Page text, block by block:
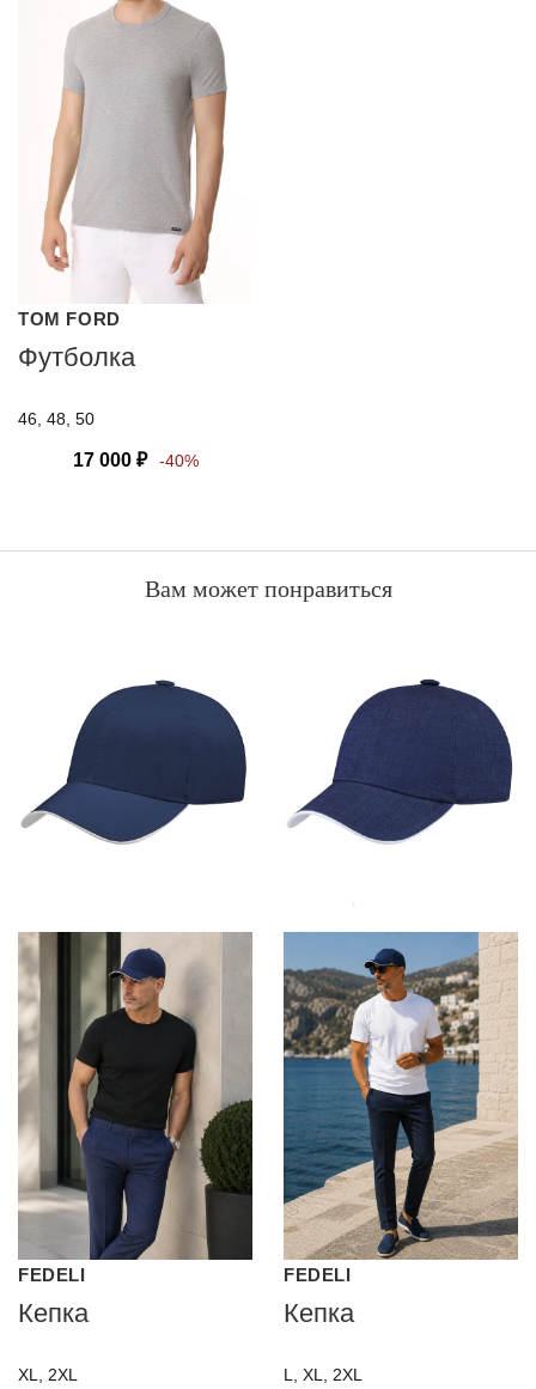
TOM FORD
Футболка
46, 48, 50
17 000 ₽ -40%
Вам может понравиться
FEDELI
Кепка
XL, 2XL
FEDELI
Кепка
L, XL, 2XL